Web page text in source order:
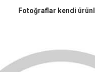
Fotoğraflar kendi